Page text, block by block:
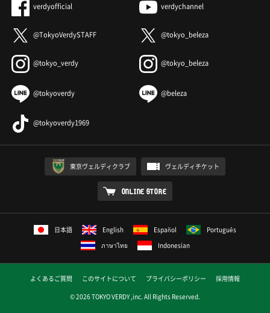
verdyofficial verdychannel
@TokyoVerdySTAFF @tokyo_beleza
@tokyo_verdy @tokyo_beleza
@tokyoverdy @beleza
@tokyoverdy1969
東京ヴェルディクラブ ヴェルディチケット
ONLINE STORE
日本語 English Español
Português
ภาษาไทย
Indonesian
よくあるご質問 このサイトについて プライバシーポリシー
採用情報
© 2026 TOKYO VERDY ,inc. All Rights Reserved.